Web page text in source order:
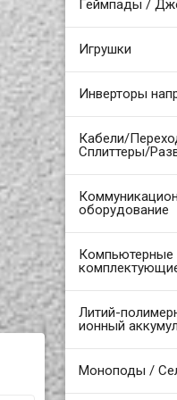
Геймпады /
Игрушки
Инверторы
Кабели/
Сплиттеры/
оборудование
Компьютерные
Литий-
ионный
Моноподы /